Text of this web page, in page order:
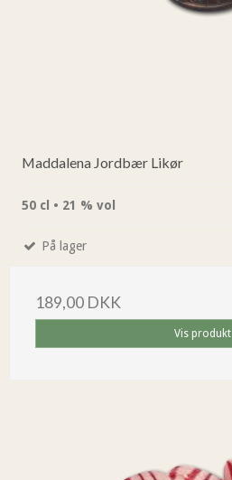
Maddalena Jordbær Likør
50 cl • 21 % vol
På lager
189,00 DKK
Vis produkt